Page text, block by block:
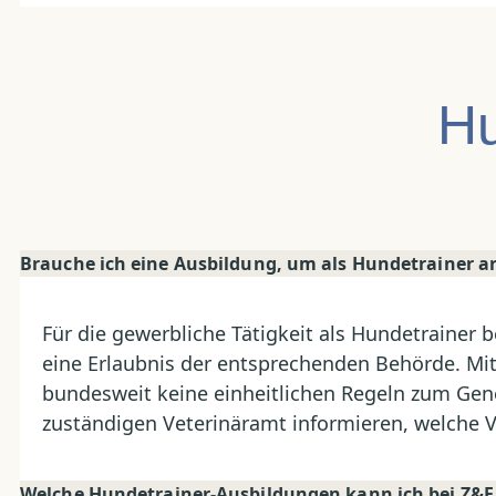
Brauche ich eine Ausbildung, um als Hundetrainer
Für die gewerbliche Tätigkeit als Hundetrainer
eine Erlaubnis der entsprechenden Behörde.
bundesweit keine einheitlichen Regeln zum
zuständigen Veterinäramt informieren, welche